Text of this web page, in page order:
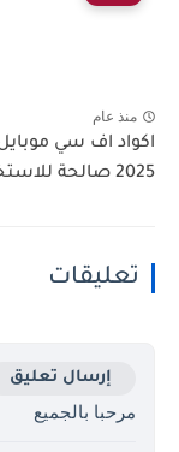
منذ عام
اكواد اف سي
2025 صالحة للاستخدام الآن
تعليقات
إرسال تعليق
مرحبا بالجميع